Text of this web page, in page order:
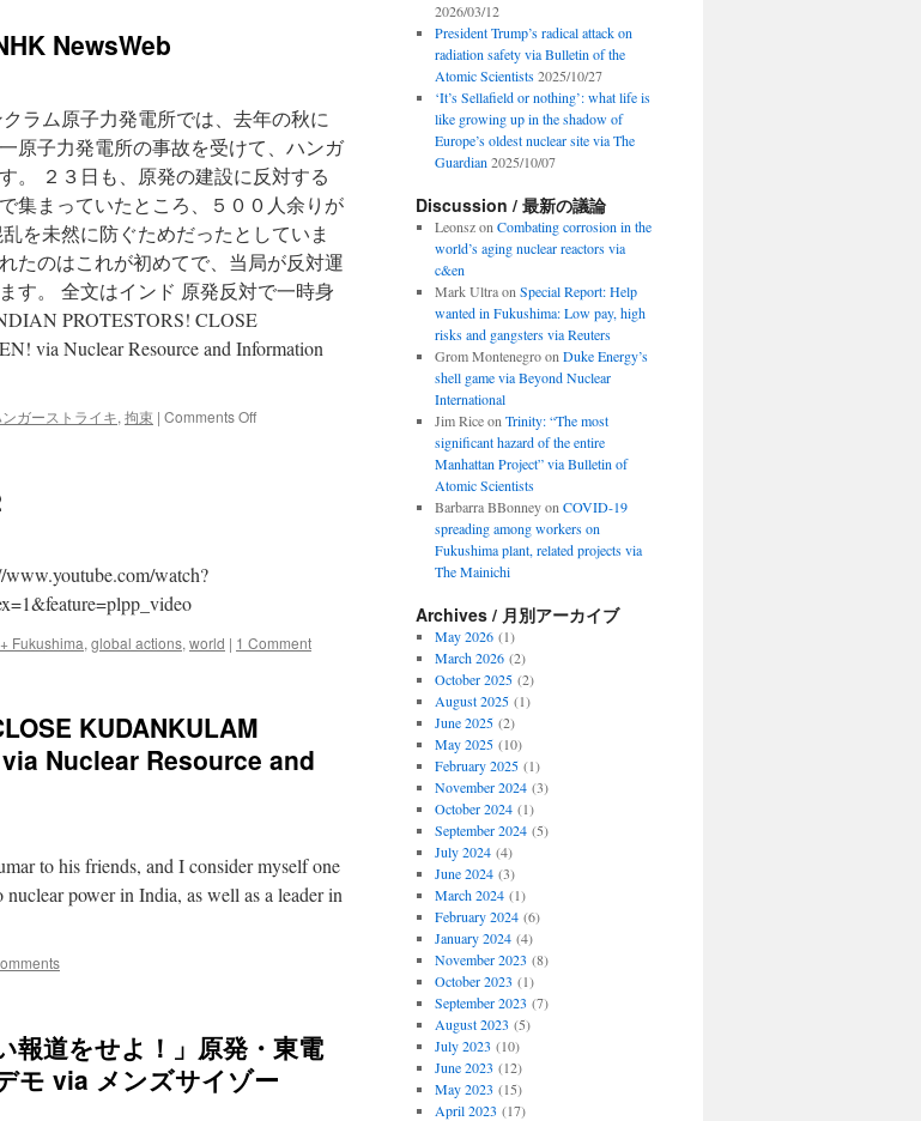
原
号
機、
試
運
転
中
に
停
止
via
Chosun
online
NewsWeb
ラム原子力発電所では、去年の秋に
原子力発電所の事故を受けて、ハンガ
。 ２３日も、原発の建設に反対する
集まっていたところ、５００人余りが
を未然に防ぐためだったとしていま
たのはこれが初めてで、当局が反対運
す。 全文はインド 原発反対で一時身
PROTESTORS! CLOSE
via Nuclear Resource and Information
ガーストライキ, 拘束 | Comments Offon
身
束
via
NHK
watch?
Fukushima, global actions, world | 1 Comment
KUDANKULAM
via Nuclear Resource and
to his friends, and I consider myself one
power in India, as well as a leader in
報道をせよ！」原発・東電
モ via メンズサイゾー
2026/03/12
President Trump’s radical attack on
radiation safety via Bulletin of the
Atomic Scientists 2025/10/27
‘It’s Sellafield or nothing’: what life is
like growing up in the shadow of
Europe’s oldest nuclear site via The
Guardian 2025/10/07
Discussion / 最新の議論
Leonszon Combating corrosion in the
world’s aging nuclear reactors via
c&en
Mark Ultraon Special Report: Help
wanted in Fukushima: Low pay, high
risks and gangsters via Reuters
Grom Montenegroon Duke Energy’s
shell game via Beyond Nuclear
International
Jim Riceon Trinity: “The most
significant hazard of the entire
Manhattan Project” via Bulletin of
Atomic Scientists
Barbarra BBonneyon COVID-19
spreading among workers on
Fukushima plant, related projects via
The Mainichi
Archives / 月別アーカイブ
May 2026(1)
March 2026(2)
October 2025(2)
August 2025(1)
June 2025(2)
May 2025(10)
February 2025(1)
November 2024(3)
October 2024(1)
September 2024(5)
July 2024(4)
June 2024(3)
March 2024(1)
February 2024(6)
January 2024(4)
November 2023 (8)
October 2023 (1)
September 2023 (7)
August 2023 (5)
July 2023 (10)
June 2023 (12)
May 2023 (15)
April 2023 (17)